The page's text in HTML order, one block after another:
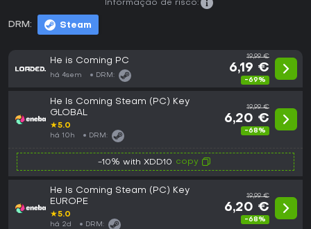
DRM: Steam
Informação de risco:
He is Coming PC
há 4sem DRM:
19,99 €
6,19 €
-69%
He Is Coming Steam (PC) Key
GLOBAL
★5.0
há 10h DRM:
19,99 €
6,20 €
-68%
-10% with XDD10 copy
He Is Coming Steam (PC) Key
EUROPE
★5.0
há 2d DRM:
19,99 €
6,20 €
-68%